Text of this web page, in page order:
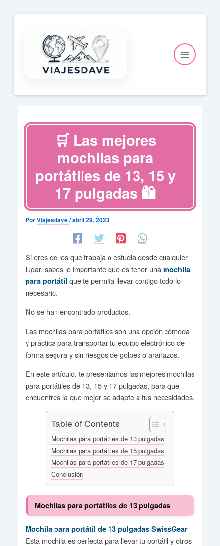
contenido
🛒 Las mejores
mochilas para
portátiles de 13, 15 y
17 pulgadas 🛍️
PorViajesdave/abril 29, 2023
Si eres de los que trabaja o estudia desde cualquier
lugar, sabes lo importante que es tener una mochila
para portátil que te permita llevar contigo todo lo
necesario.
No se han encontrado productos.
Las mochilas para portátiles son una opción cómoda
y práctica para transportar tu equipo electrónico de
forma segura y sin riesgos de golpes o arañazos.
En este artículo, te presentamos las mejores mochilas
para portátiles de 13, 15 y 17 pulgadas, para que
encuentres la que mejor se adapte a tus necesidades.
Table of Contents
Mochilas para portátiles de 13 pulgadas
Mochilas para portátiles de 15 pulgadas
Mochilas para portátiles de 17 pulgadas
Conclusión
Mochilas para portátiles de 13 pulgadas
Mochila para portátil de 13 pulgadas SwissGear
Esta mochila es perfecta para llevar tu portátil y otros